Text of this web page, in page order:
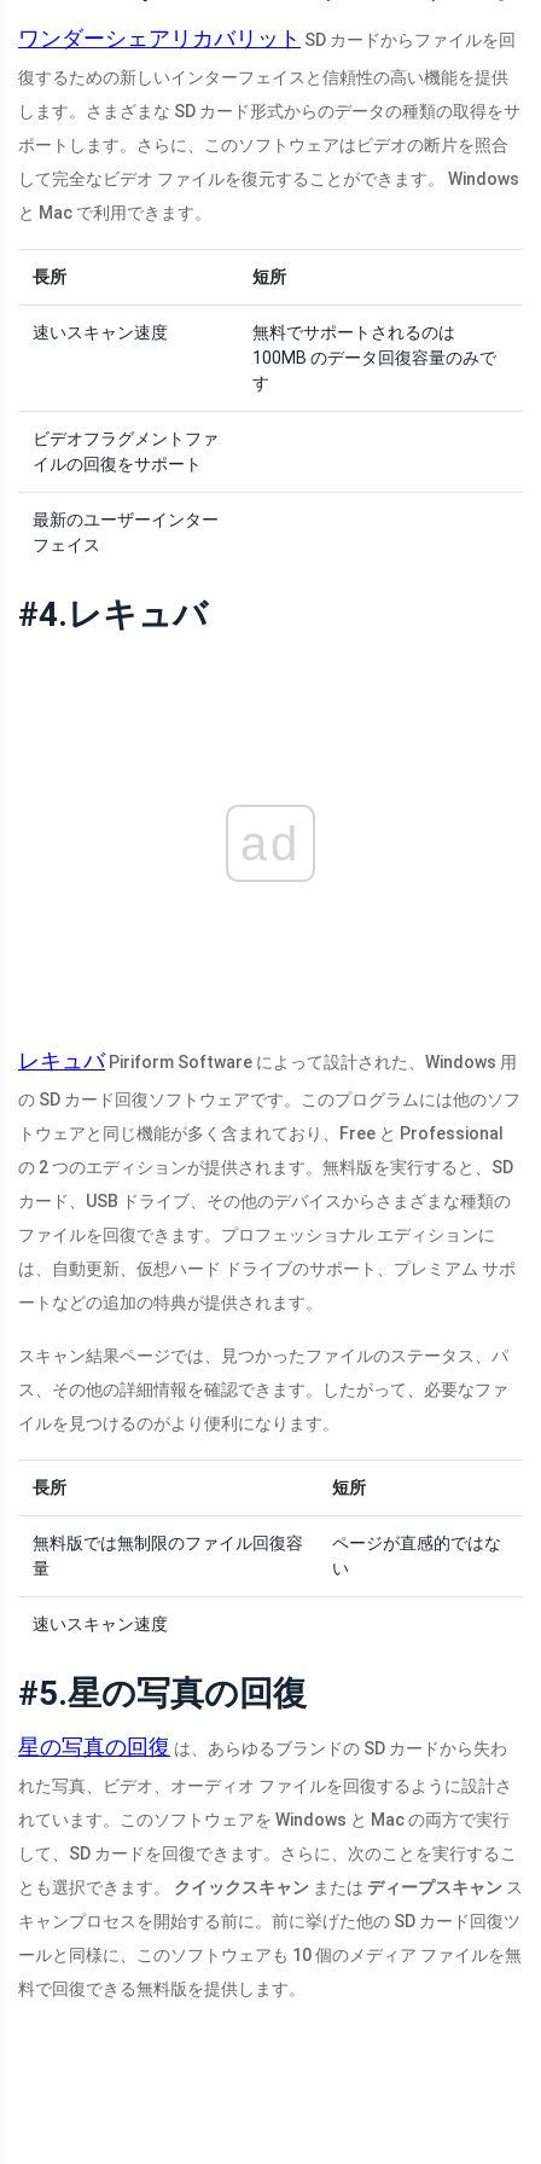
ワンダーシェアリカバリット SD カードからファイルを回
復するための新しいインターフェイスと信頼性の高い機能を提供
します。さまざまな SD カード形式からのデータの種類の取得をサ
ポートします。さらに、このソフトウェアはビデオの断片を照合
して完全なビデオ ファイルを復元することができます。 Windows
と Mac で利用できます。
長所 短所
速いスキャン速度
無料でサポートされるのは
100MB のデータ回復容量のみで
す
ビデオフラグメントファ
イルの回復をサポート
最新のユーザーインター
フェイス
#4.レキュバ
ad
レキュバ Piriform Software によって設計された、Windows 用
の SD カード回復ソフトウェアです。このプログラムには他のソフ
トウェアと同じ機能が多く含まれており、Free と Professional
の 2 つのエディションが提供されます。無料版を実行すると、SD
カード、USB ドライブ、その他のデバイスからさまざまな種類の
ファイルを回復できます。プロフェッショナル エディションに
は、自動更新、仮想ハード ドライブのサポート、プレミアム サポ
ートなどの追加の特典が提供されます。
スキャン結果ページでは、見つかったファイルのステータス、パ
ス、その他の詳細情報を確認できます。したがって、必要なファ
イルを見つけるのがより便利になります。
長所 短所
無料版では無制限のファイル回復容
量
ページが直感的ではな
い
速いスキャン速度
#5.星の写真の回復
星の写真の回復 は、あらゆるブランドの SD カードから失わ
れた写真、ビデオ、オーディオ ファイルを回復するように設計さ
れています。このソフトウェアを Windows と Mac の両方で実行
して、SD カードを回復できます。さらに、次のことを実行するこ
とも選択できます。 クイックスキャン または ディープスキャン ス
キャンプロセスを開始する前に。前に挙げた他の SD カード回復ツ
ールと同様に、このソフトウェアも 10 個のメディア ファイルを無
料で回復できる無料版を提供します。